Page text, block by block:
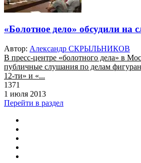
«Болотное дело» обсудили на
Автор: Александр СКРЫЛЬНИКОВ
В пресс-центре «болотного дела» в
публичные слушания по делам
12-ти» и «...
1371
1 июля 2013
Перейти в раздел